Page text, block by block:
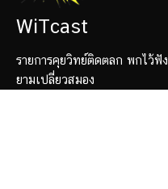
WiTcast
รายการคุยวิทย์ติดตลก พกไว้ฟัง
ยามเปลี่ยวสมอง